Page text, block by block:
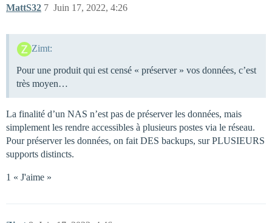
MattS32 Juin 17, 2022, 4:26
7
Zimt:
Pour une produit qui est censé « préserver » vos données, c’est
très moyen…
La finalité d’un NAS n’est pas de préserver les données, mais
simplement les rendre accessibles à plusieurs postes via le réseau.
Pour préserver les données, on fait DES backups, sur PLUSIEURS
supports distincts.
1 « J'aime »